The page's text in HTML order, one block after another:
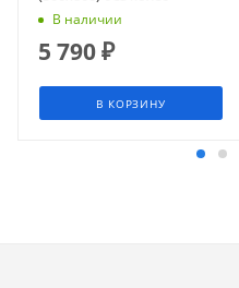
В наличии
5 790₽
В КОРЗИНУ